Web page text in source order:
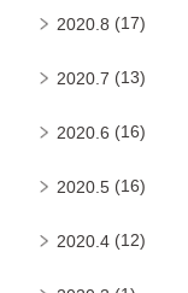
2020.8 (17)
2020.7 (13)
2020.6 (16)
2020.5 (16)
2020.4 (12)